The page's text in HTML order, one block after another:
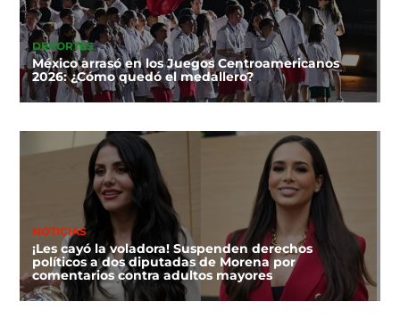
DEPORTES
México arrasó en los Juegos Centroamericanos
2026: ¿Cómo quedó el medallero?
NOTICIAS
¡Les cayó la voladora! Suspenden derechos
políticos a dos diputadas de Morena por
comentarios contra adultos mayores